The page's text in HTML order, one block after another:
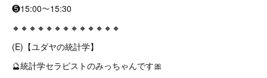
❺15:00〜15:30
🔸🔸🔸🔸🔸🔸🔸🔸🔸🔸🔸🔸🔸
(E)【ユダヤの統計学】
🔮統計学セラピストのみっちゃんです🎀